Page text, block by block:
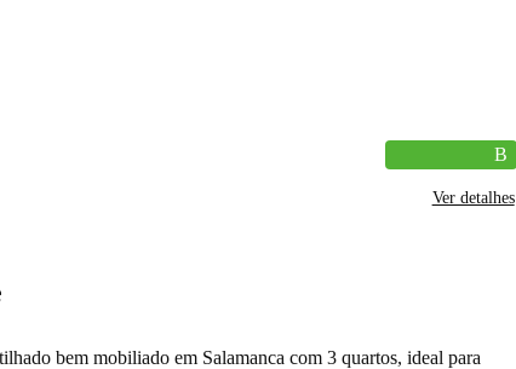
B
Ver detalhes
bem mobiliado em Salamanca com 3 quartos, ideal para